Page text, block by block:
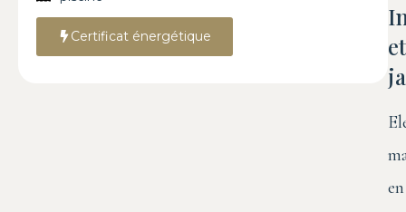
et
en
Certificat énergétique